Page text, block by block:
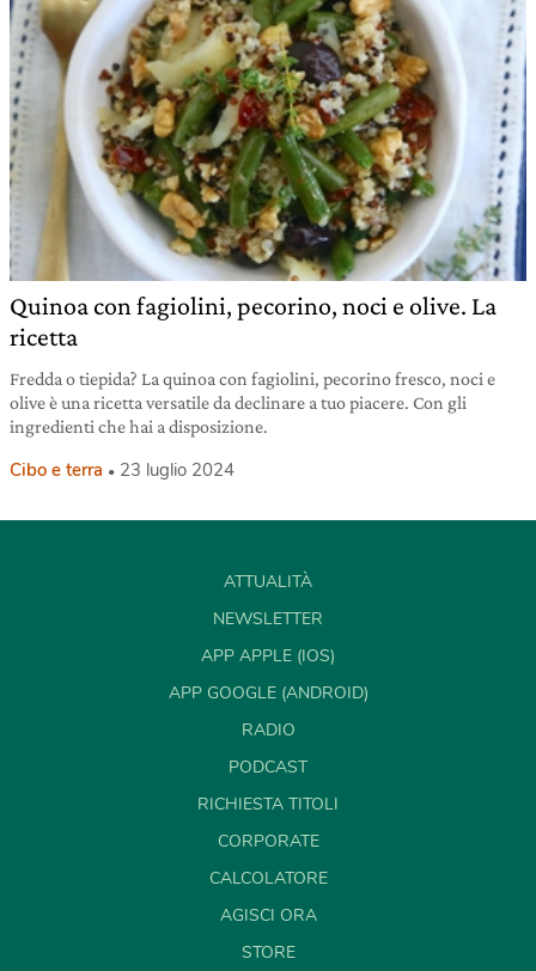
Quinoa con fagiolini, pecorino, noci e olive. La
ricetta
Fredda o tiepida? La quinoa con fagiolini, pecorino fresco, noci e
olive è una ricetta versatile da declinare a tuo piacere. Con gli
ingredienti che hai a disposizione.
Cibo e terra 23 luglio 2024
ATTUALITÀ
NEWSLETTER
APP APPLE (IOS)
APP GOOGLE (ANDROID)
RADIO
PODCAST
RICHIESTA TITOLI
CORPORATE
CALCOLATORE
AGISCI ORA
STORE